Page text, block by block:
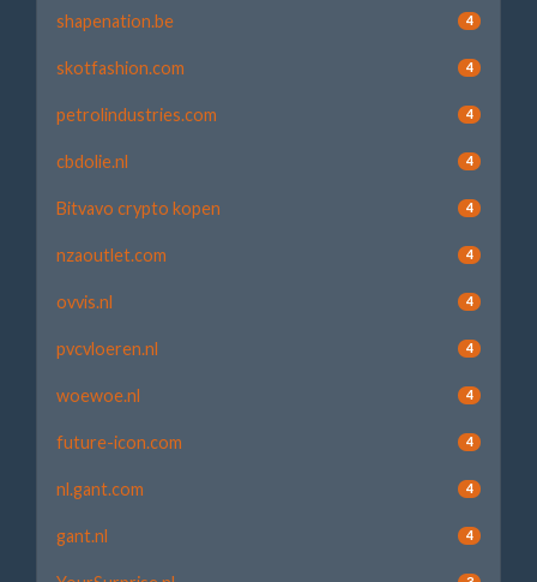
shapenation.be 4
skotfashion.com 4
petrolindustries.com 4
cbdolie.nl 4
Bitvavo crypto kopen 4
nzaoutlet.com 4
ovvis.nl 4
pvcvloeren.nl 4
woewoe.nl 4
future-icon.com 4
nl.gant.com 4
gant.nl 4